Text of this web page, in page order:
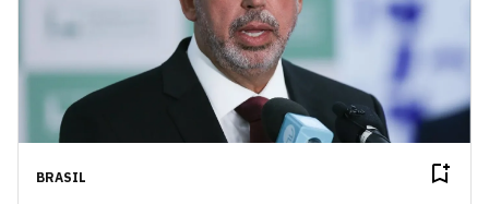
BRASIL